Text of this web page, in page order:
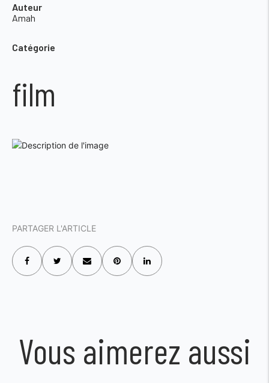
Auteur
Amah
Catégorie
film
PARTAGER L'ARTICLE
Vous aimerez aussi